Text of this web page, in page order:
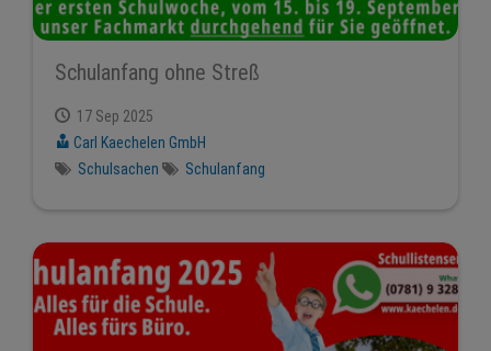
Schulanfang ohne Streß
17 Sep 2025
Carl Kaechelen GmbH
Schulsachen
Schulanfang